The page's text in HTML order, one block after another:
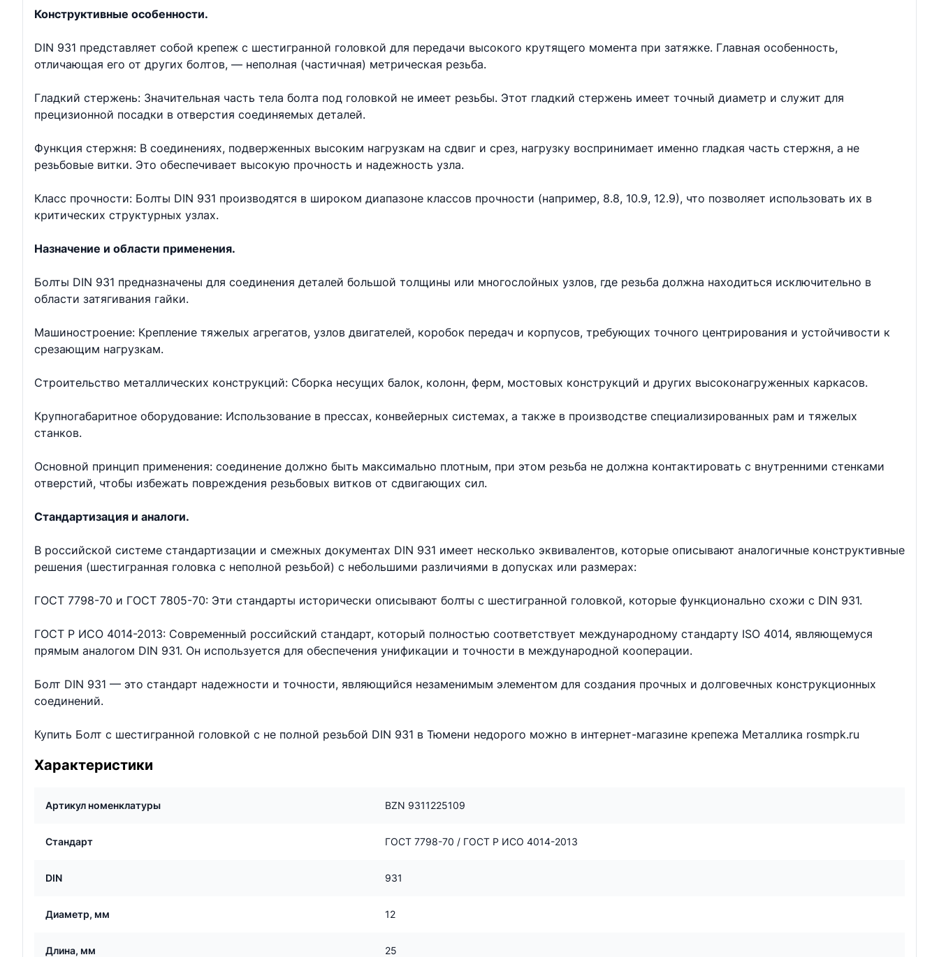
Конструктивные особенности.
DIN 931 представляет собой крепеж с шестигранной головкой для передачи высокого крутящего момента при затяжке. Главная особенность,
отличающая его от других болтов, — неполная (частичная) метрическая резьба.
Гладкий стержень: Значительная часть тела болта под головкой не имеет резьбы. Этот гладкий стержень имеет точный диаметр и служит для
прецизионной посадки в отверстия соединяемых деталей.
Функция стержня: В соединениях, подверженных высоким нагрузкам на сдвиг и срез, нагрузку воспринимает именно гладкая часть стержня, а не
резьбовые витки. Это обеспечивает высокую прочность и надежность узла.
Класс прочности: Болты DIN 931 производятся в широком диапазоне классов прочности (например, 8.8, 10.9, 12.9), что позволяет использовать их в
критических структурных узлах.
Назначение и области применения.
Болты DIN 931 предназначены для соединения деталей большой толщины или многослойных узлов, где резьба должна находиться исключительно в
области затягивания гайки.
Машиностроение: Крепление тяжелых агрегатов, узлов двигателей, коробок передач и корпусов, требующих точного центрирования и устойчивости к
срезающим нагрузкам.
Строительство металлических конструкций: Сборка несущих балок, колонн, ферм, мостовых конструкций и других высоконагруженных каркасов.
Крупногабаритное оборудование: Использование в прессах, конвейерных системах, а также в производстве специализированных рам и тяжелых
станков.
Основной принцип применения: соединение должно быть максимально плотным, при этом резьба не должна контактировать с внутренними стенками
отверстий, чтобы избежать повреждения резьбовых витков от сдвигающих сил.
Стандартизация и аналоги.
В российской системе стандартизации и смежных документах DIN 931 имеет несколько эквивалентов, которые описывают аналогичные конструктивные
решения (шестигранная головка с неполной резьбой) с небольшими различиями в допусках или размерах:
ГОСТ 7798-70 и ГОСТ 7805-70: Эти стандарты исторически описывают болты с шестигранной головкой, которые функционально схожи с DIN 931.
ГОСТ Р ИСО 4014-2013: Современный российский стандарт, который полностью соответствует международному стандарту ISO 4014, являющемуся
прямым аналогом DIN 931. Он используется для обеспечения унификации и точности в международной кооперации.
Болт DIN 931 — это стандарт надежности и точности, являющийся незаменимым элементом для создания прочных и долговечных конструкционных
соединений.
Купить Болт с шестигранной головкой с не полной резьбой DIN 931 в Тюмени недорого можно в интернет-магазине крепежа Металлика rosmpk.ru
Характеристики
Артикул номенклатуры BZN 9311225109
Стандарт ГОСТ 7798-70 / ГОСТ Р ИСО 4014-2013
DIN 931
Диаметр, мм 12
Длина, мм 25